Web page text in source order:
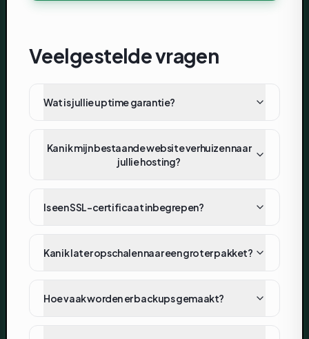
Veelgestelde vragen
Wat is jullie uptime garantie?
Kan ik mijn bestaande website verhuizen naar
jullie hosting?
Is een SSL-certificaat inbegrepen?
Kan ik later opschalen naar een groter pakket?
Hoe vaak worden er backups gemaakt?